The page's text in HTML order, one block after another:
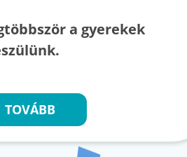
a gyerekek
TOVÁBB